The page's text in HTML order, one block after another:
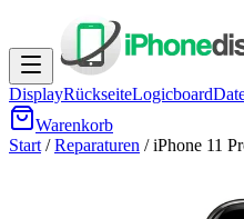
DisplayRückseiteLogicboard
Warenkorb
Start /Reparaturen /iPhone 11